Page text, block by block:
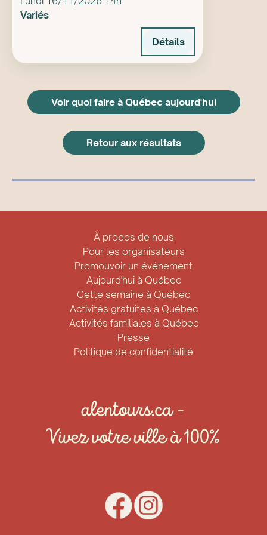
Variés
Détails
Voir quoi faire à Québec aujourd'hui
Retour aux résultats
À propos de nous
Pour les organisateurs
Promouvoir un événement
Aujourd'hui à Québec
Cette semaine à Québec
Activités gratuites à Québec
Activités familiales à Québec
Presse
Politique de confidentialité